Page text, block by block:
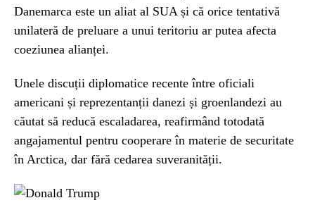
Danemarca este un aliat al SUA și că orice tentativă
unilateră de preluare a unui teritoriu ar putea afecta
coeziunea alianței.
Unele discuții diplomatice recente între oficiali
americani și reprezentanții danezi și groenlandezi au
căutat să reducă escaladarea, reafirmând totodată
angajamentul pentru cooperare în materie de securitate
în Arctica, dar fără cedarea suveranității.